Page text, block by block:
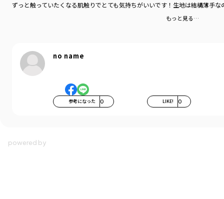
ずっと触っていたくなる肌触りでとても気持ちがいいです！生地は結構薄手
もっと見る…
no name
参考になった 0 LIKE! 0